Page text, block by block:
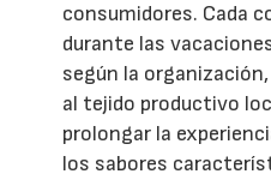
consumidores. Cada
durante las
según la
al tejido productivo
prolongar la
los sabores